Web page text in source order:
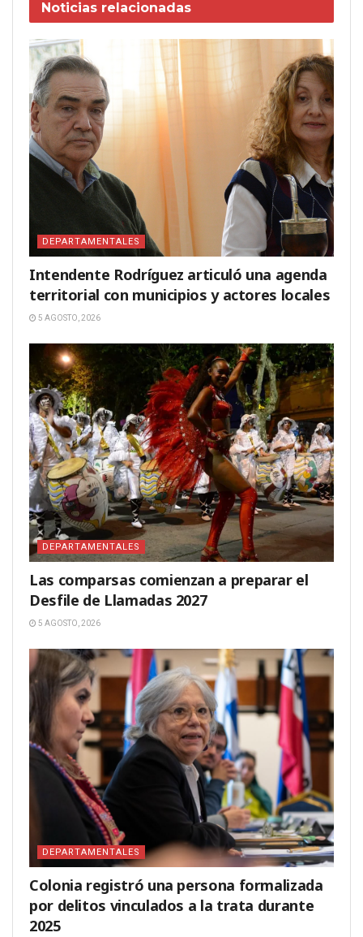
Noticias relacionadas
DEPARTAMENTALES
Intendente Rodríguez articuló una agenda
territorial con municipios y actores locales
5 AGOSTO, 2026
DEPARTAMENTALES
Las comparsas comienzan a preparar el
Desfile de Llamadas 2027
5 AGOSTO, 2026
DEPARTAMENTALES
Colonia registró una persona formalizada
por delitos vinculados a la trata durante
2025